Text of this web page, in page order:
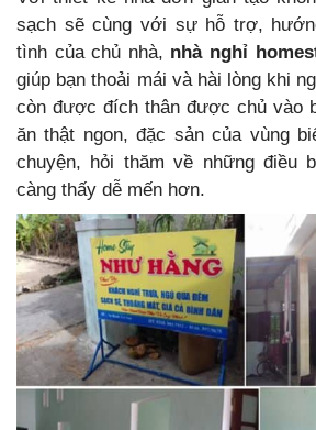
sạch sẽ cùng với sự hỗ trợ,
tình của chủ nhà, nhà nghỉ
giúp bạn thoải mái và hài lòng khi
còn được đích thân được chủ vào
ăn thật ngon, đặc sản của vùng
chuyện, hỏi thăm về những điều
càng thấy dễ mến hơn.